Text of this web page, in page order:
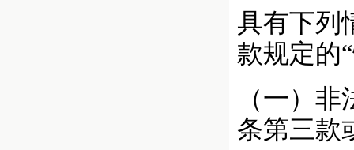
具有下列
款规定的
（一）
条第三款